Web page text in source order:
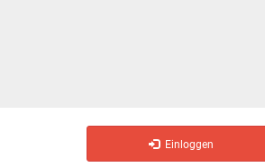
Einloggen